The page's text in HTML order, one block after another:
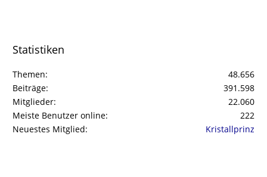
Statistiken
Themen
48.656
Beiträge
391.598
Mitglieder
22.060
Meiste Benutzer online
222
Neuestes Mitglied
Kristallprinz